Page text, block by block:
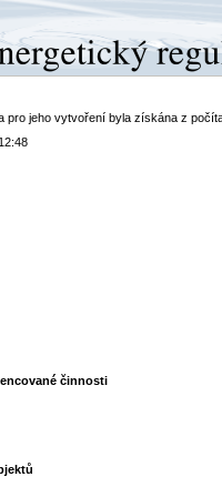
pro jeho vytvoření byla získána z
činnosti